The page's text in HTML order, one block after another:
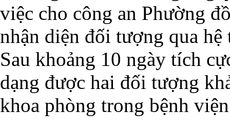
việc cho công an Phường
nhận diện đối tượng qua
Sau khoảng 10 ngày tích
dạng được hai đối tượng
khoa phòng trong bệnh